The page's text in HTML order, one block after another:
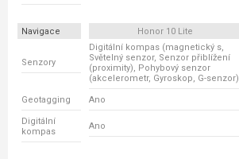
Navigace Honor 10 Lite
Senzory
Digitální kompas (magnetický s,
Světelný senzor, Senzor přiblížení
(proximity), Pohybový senzor
(akcelerometr, Gyroskop, G-senzor)
Geotagging Ano
Digitální
kompas
Ano